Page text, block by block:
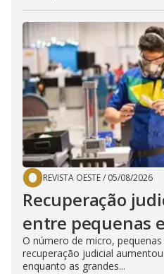
REVISTA OESTE/ 05/08/2026
Recuperação
entre pequenas
O número de micro,
recuperação judicial
enquanto as grandes...